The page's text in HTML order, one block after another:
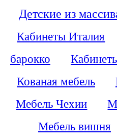
Детские из
Кабинеты Италия
барокко
Кованая мебель
Мебель Чехии
Мебель вишня